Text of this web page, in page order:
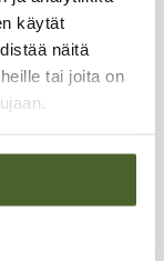
käytät
näitä
tai joita on
–